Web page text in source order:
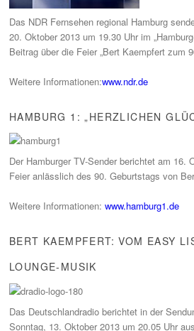
Das NDR Fernsehen regional Hamburg
20. Oktober 2013 um 19.30 Uhr im
Beitrag über die Feier „Bert Kaempfert zum
Weitere Informationen:www.ndr.de
HAMBURG 1: „HERZLICHEN
Der Hamburger TV-Sender berichtet am 16.
Feier anlässlich des 90. Geburtstags von
Weitere Informationen: www.hamburg1.de
BERT KAEMPFERT: VOM EASY
LOUNGE-MUSIK
Das Deutschlandradio berichtet in der
Sonntag, 13. Oktober 2013 um 20.05 Uhr